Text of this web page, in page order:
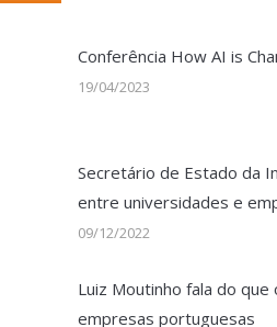
Conferência How AI is
19/04/2023
Secretário de Estado da
entre universidades e
09/12/2022
Luiz Moutinho fala do
empresas portuguesas